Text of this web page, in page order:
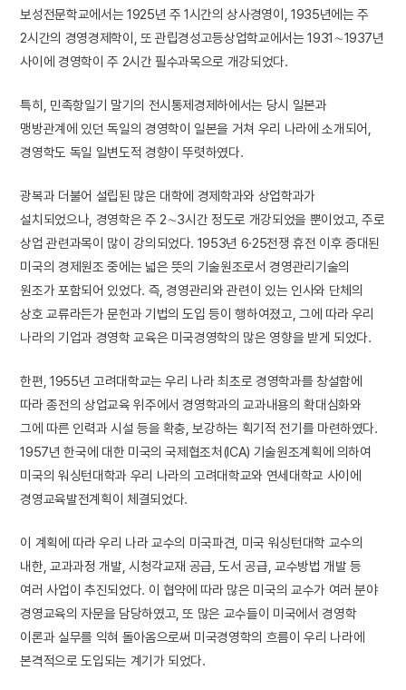
보성전문학교에서는 1925년 주 1시간의 상사경영이, 1935년에는 주
2시간의 경영경제학이, 또 관립경성고등상업학교에서는 1931∼1937년
사이에 경영학이 주 2시간 필수과목으로 개강되었다.
특히, 민족항일기 말기의 전시통제경제하에서는 당시 일본과
맹방관계에 있던 독일의 경영학이 일본을 거쳐 우리 나라에 소개되어,
경영학도 독일 일변도적 경향이 뚜렷하였다.
광복과 더불어 설립된 많은 대학에 경제학과와 상업학과가
설치되었으나, 경영학은 주 2∼3시간 정도로 개강되었을 뿐이었고, 주로
상업 관련과목이 많이 강의되었다. 1953년 6·25전쟁 휴전 이후 증대된
미국의 경제원조 중에는 넓은 뜻의 기술원조로서 경영관리기술의
원조가 포함되어 있었다. 즉, 경영관리와 관련이 있는 인사와 단체의
상호 교류라든가 문헌과 기법의 도입 등이 행하여졌고, 그에 따라 우리
나라의 기업과 경영학 교육은 미국경영학의 많은 영향을 받게 되었다.
한편, 1955년 고려대학교는 우리 나라 최초로 경영학과를 창설함에
따라 종전의 상업교육 위주에서 경영학과의 교과내용의 확대심화와
그에 따른 인력과 시설 등을 확충, 보강하는 획기적 전기를 마련하였다.
1957년 한국에 대한 미국의 국제협조처(ICA) 기술원조계획에 의하여
미국의 워싱턴대학과 우리 나라의 고려대학교와 연세대학교 사이에
경영교육발전계획이 체결되었다.
이 계획에 따라 우리 나라 교수의 미국파견, 미국 워싱턴대학 교수의
내한, 교과과정 개발, 시청각교재 공급, 도서 공급, 교수방법 개발 등
여러 사업이 추진되었다. 이 협약에 따라 많은 미국의 교수가 여러 분야
경영교육의 자문을 담당하였고, 또 많은 교수들이 미국에서 경영학
이론과 실무를 익혀 돌아옴으로써 미국경영학의 흐름이 우리 나라에
본격적으로 도입되는 계기가 되었다.